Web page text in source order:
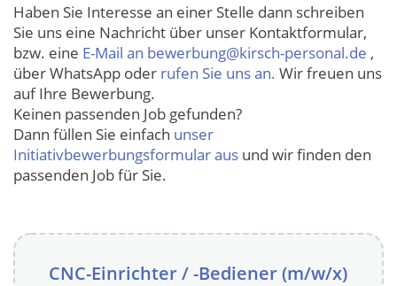
Haben Sie Interesse an einer Stelle dann schreiben
Sie uns eine Nachricht über unser Kontaktformular,
bzw. eine E-Mail an bewerbung@kirsch-personal.de ,
über WhatsApp oder rufen Sie uns an. Wir freuen uns
auf Ihre Bewerbung.
Keinen passenden Job gefunden?
Dann füllen Sie einfach unser
Initiativbewerbungsformular aus und wir finden den
passenden Job für Sie.
CNC-Einrichter / -Bediener (m/w/x)